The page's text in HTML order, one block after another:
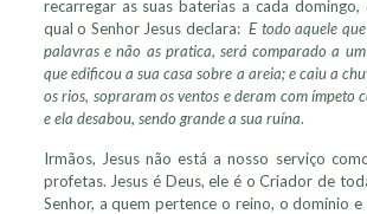
recarregar as suas baterias a cada
qual o Senhor Jesus declara: E todo aquele
palavras e não as pratica, será comparado a um
que edificou a sua casa sobre a areia; e caiu a
os rios, sopraram os ventos e deram com ímpeto
e ela desabou, sendo grande a sua ruína.
Irmãos, Jesus não está a nosso serviço
profetas. Jesus é Deus, ele é o Criador de
Senhor, a quem pertence o reino, o domínio e